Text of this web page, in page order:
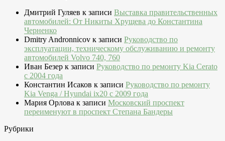
Дмитрий Гуляев к записи Выставка правительственных
автомобилей: От Никиты Хрущева до Константина
Черненко
Dmitry Andronnicov к записи Руководство по
эксплуатации, техническому обслуживанию и ремонту
автомобилей Volvo 740, 760
Иван Безер к записи Руководство по ремонту Kia Cerato
c 2004 года
Константин Исаков к записи Руководство по ремонту
Kia Venga / Hyundai ix20 c 2009 года
Мария Орлова к записи Московский проспект
переименуют в проспект Степана Бандеры
Рубрики